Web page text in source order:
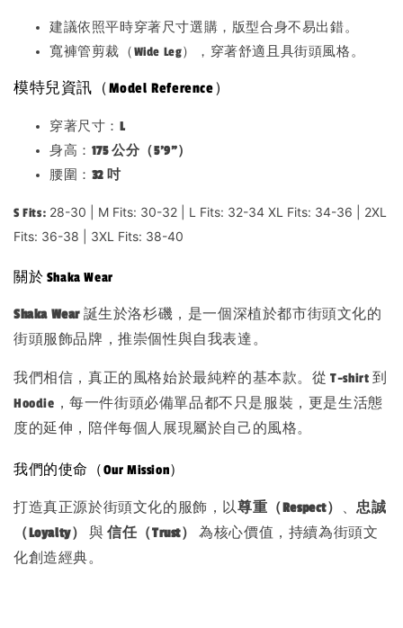
建議依照平時穿著尺寸選購，版型合身不易出錯。
寬褲管剪裁（Wide Leg），穿著舒適且具街頭風格。
模特兒資訊（Model Reference）
穿著尺寸： L
身高： 175 公分（5'9"）
腰圍： 32 吋
S Fits: 28-30 | M Fits: 30-32 | L Fits: 32-34 XL Fits: 34-36 | 2XL
Fits: 36-38 | 3XL Fits: 38-40
關於 Shaka Wear
Shaka Wear 誕生於洛杉磯，是一個深植於都市街頭文化的
街頭服飾品牌，推崇個性與自我表達。
我們相信，真正的風格始於最純粹的基本款。從 T-shirt 到
Hoodie，每一件街頭必備單品都不只是服裝，更是生活態
度的延伸，陪伴每個人展現屬於自己的風格。
我們的使命（Our Mission）
打造真正源於街頭文化的服飾，以尊重（Respect） 、忠誠
（Loyalty）
與信任（Trust）
為核心價值，持續為街頭文
化創造經典。